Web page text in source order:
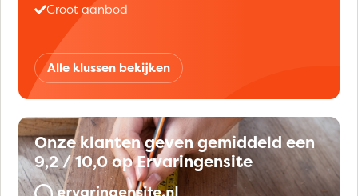
Groot aanbod
Alle klussen bekijken
Onze klanten geven gemiddeld een
9,2 / 10,0 op Ervaringensite